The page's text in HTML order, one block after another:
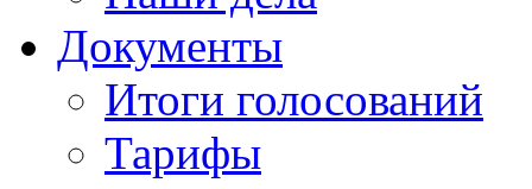
Документы
Итоги голосований
Тарифы